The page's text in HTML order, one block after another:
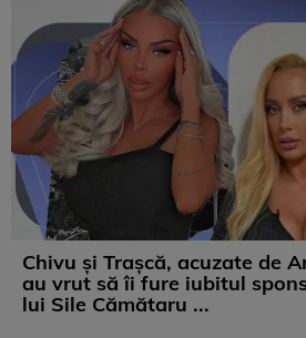
Chivu și Trașcă, acuzate de
au vrut să îi fure iubitul
lui Sile Cămătaru ...